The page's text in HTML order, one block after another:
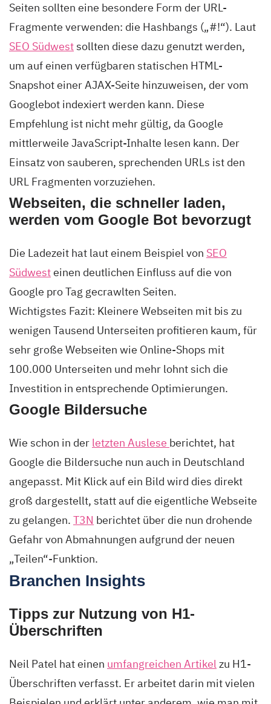
Seiten sollten eine besondere Form der URL-
Fragmente verwenden: die Hashbangs („#!“). Laut
SEO Südwestsollten diese dazu genutzt werden,
um auf einen verfügbaren statischen HTML-
Snapshot einer AJAX-Seite hinzuweisen, der vom
Googlebot indexiert werden kann. Diese
Empfehlung ist nicht mehr gültig, da Google
mittlerweile JavaScript-Inhalte lesen kann. Der
Einsatz von sauberen, sprechenden URLs ist den
URL Fragmenten vorzuziehen.
Webseiten, die schneller laden,
werden vom Google Bot bevorzugt
Die Ladezeit hat laut einem Beispiel von SEO
Südwesteinen deutlichen Einfluss auf die von
Google pro Tag gecrawlten Seiten.
Wichtigstes Fazit: Kleinere Webseiten mit bis zu
wenigen Tausend Unterseiten profitieren kaum, für
sehr große Webseiten wie Online-Shops mit
100.000 Unterseiten und mehr lohnt sich die
Investition in entsprechende Optimierungen.
Google Bildersuche
Wie schon in der letzten Auslese berichtet, hat
Google die Bildersuche nun auch in Deutschland
angepasst. Mit Klick auf ein Bild wird dies direkt
groß dargestellt, statt auf die eigentliche Webseite
zu gelangen. T3N berichtet über die nun drohende
Gefahr von Abmahnungen aufgrund der neuen
„Teilen“-Funktion.
Branchen Insights
Tipps zur Nutzung von H1-
Überschriften
Neil Patel hat einen umfangreichen Artikelzu H1-
Überschriften verfasst. Er arbeitet darin mit vielen